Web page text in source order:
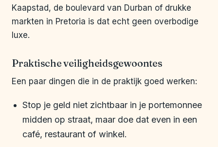
Kaapstad, de boulevard van Durban of drukke
markten in Pretoria is dat echt geen overbodige
luxe.
Praktische veiligheidsgewoontes
Een paar dingen die in de praktijk goed werken:
Stop je geld niet zichtbaar in je portemonnee
midden op straat, maar doe dat even in een
café, restaurant of winkel.